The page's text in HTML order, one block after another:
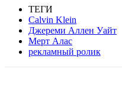
ТЕГИ
Calvin Klein
Джереми Аллен Уайт
Мерт Алас
рекламный ролик